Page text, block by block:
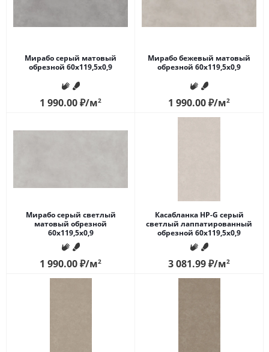
Мирабо серый матовый
обрезной 60x119,5x0,9
1 990.00₽/м2
Мирабо бежевый матовый
обрезной 60x119,5x0,9
1 990.00₽/м2
Мирабо серый светлый
матовый обрезной
60x119,5x0,9
1 990.00₽/м2
Касабланка HP-G серый
светлый лаппатированный
обрезной 60x119,5x0,9
3 081.99₽/м2